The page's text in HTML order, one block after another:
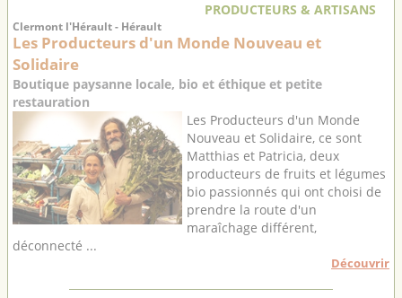
PRODUCTEURS & ARTISANS
Clermont l'Hérault - Hérault
Les Producteurs d'un Monde Nouveau et
Solidaire
Boutique paysanne locale, bio et éthique et petite
restauration
Les Producteurs d'un Monde
Nouveau et Solidaire, ce sont
Matthias et Patricia, deux
producteurs de fruits et légumes
bio passionnés qui ont choisi de
prendre la route d'un
maraîchage différent,
déconnecté ...
Découvrir